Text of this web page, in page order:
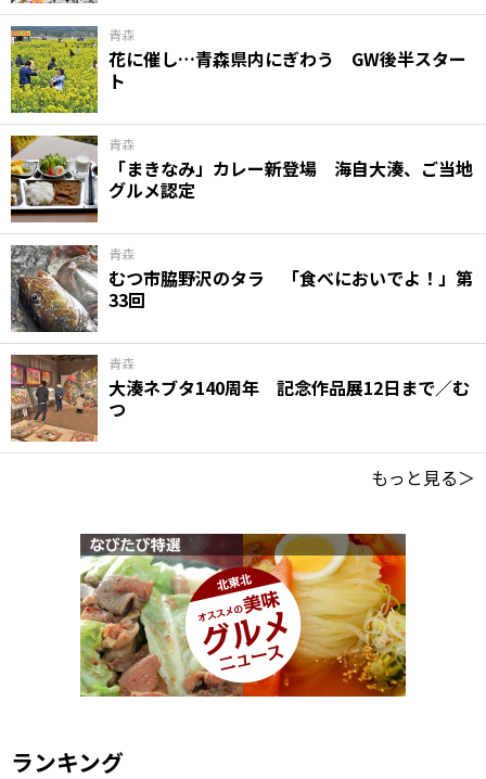
青森
花に催し…青森県内にぎわう GW後半スター
ト
青森
「まきなみ」カレー新登場 海自大湊、ご当地
グルメ認定
青森
むつ市脇野沢のタラ 「食べにおいでよ！」第
33回
青森
大湊ネブタ140周年 記念作品展12日まで／む
つ
もっと見る＞
ランキング